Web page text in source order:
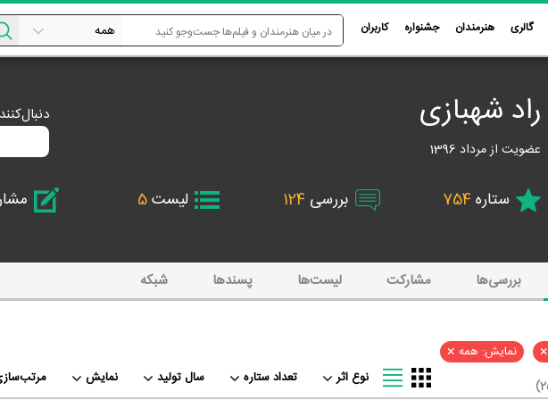
گالری هنرمندان جشنواره کاربران
راد شهبازی
عضویت از مرداد 1396
ستاره 754 بررسی 124 لیست5
بررسی‌ها مشارکت لیست‌ها پسند‌ها شبکه
× نمایش: همه ×
نمایش سال تولید تعداد ستاره نوع اثر